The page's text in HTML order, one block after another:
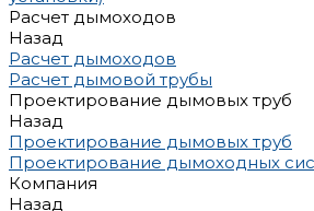
Расчет дымоходов
Назад
Расчет дымоходов
Расчет дымовой трубы
Проектирование дымовых труб
Назад
Проектирование дымовых труб
Проектирование дымоходных
Компания
Назад